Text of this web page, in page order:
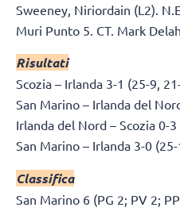
Sweeney, Niriordain (L2).
Muri Punto 5. CT. Mark
Risultati
Scozia – Irlanda 3-1 (25-9,
San Marino – Irlanda del
Irlanda del Nord – Scozia 0-
San Marino – Irlanda 3-0
Classifica
San Marino 6 (PG 2; PV 2;